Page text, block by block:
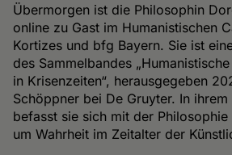
Übermorgen ist die Philosophin
online zu Gast im Humanistischen
Kortizes und bfg Bayern. Sie ist
des Sammelbandes
in Krisenzeiten“, herausgegeben
Schöppner bei De Gruyter. In
befasst sie sich mit der Philosophie
um Wahrheit im Zeitalter der